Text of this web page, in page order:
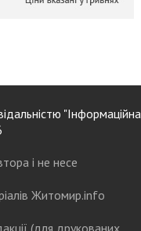
"Інформаційна
і не несе
Житомир.info
(для друкованих